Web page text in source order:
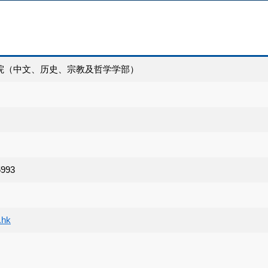
中文、历史、宗教及哲学学部）